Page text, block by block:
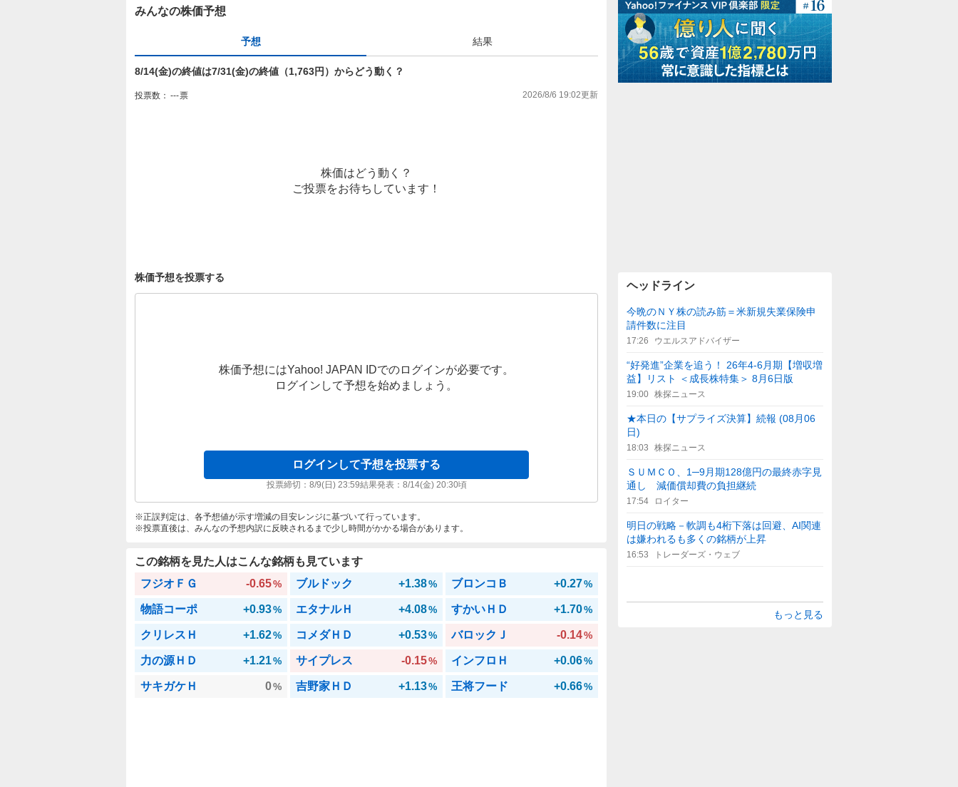
みんなの株価予想
予想 結果
8/14(金)の終値は7/31(金)の終値（1,763円）からどう動く？
投票数： ---票 2026/8/6 19:02更新
株価はどう動く？
ご投票をお待ちしています！
株価予想を投票する
株価予想にはYahoo! JAPAN IDでのログインが必要です。
ログインして予想を始めましょう。
ログインして予想を投票する
投票締切： 8/9(日) 23:59結果発表： 8/14(金) 20:30頃
正誤判定は、各予想値が示す増減の目安レンジに基づいて行っています。
投票直後は、みんなの予想内訳に反映されるまで少し時間がかかる場合があります。
この銘柄を見た人はこんな銘柄も見ています
フジオＦＧ
-0.65% ブルドック +1.38% ブロンコＢ +0.27%
物語コーポ +0.93% エタナルＨ +4.08% すかいＨＤ +1.70%
クリレスＨ +1.62% コメダＨＤ +0.53% バロックＪ -0.14%
力の源ＨＤ +1.21% サイプレス -0.15% インフロＨ +0.06%
サキガケＨ 0% 吉野家ＨＤ +1.13% 王将フード +0.66%
ヘッドライン
今晩のＮＹ株の読み筋＝米新規失業保険申
請件数に注目
17:26 ウエルスアドバイザー
“好発進”企業を追う！ 26年4-6月期【増収増
益】リスト ＜成長株特集＞ 8月6日版
19:00 株探ニュース
★本日の【サプライズ決算】続報 (08月06
日)
18:03 株探ニュース
ＳＵＭＣＯ、1─9月期128億円の最終赤字見
通し 減価償却費の負担継続
17:54 ロイター
明日の戦略－軟調も4桁下落は回避、AI関連
は嫌われるも多くの銘柄が上昇
16:53 トレーダーズ・ウェブ
もっと見る